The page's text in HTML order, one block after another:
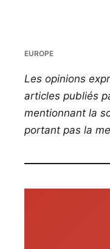
EUROPE
Les opinions
articles publiés
mentionnant la
portant pas la